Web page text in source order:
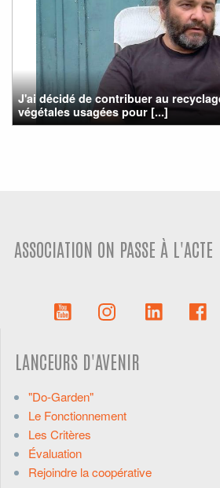
J'ai décidé de contribuer au
végétales usagées pour [...]
ASSOCIATION ON PASSE À L'ACTE
LANCEURS D'AVENIR
"Do-Garden"
Le Fonctionnement
Les Critères
Évaluation
Rejoindre la coopérative